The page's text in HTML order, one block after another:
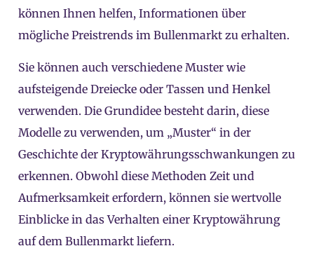
können Ihnen helfen, Informationen über
mögliche Preistrends im Bullenmarkt zu erhalten.
Sie können auch verschiedene Muster wie
aufsteigende Dreiecke oder Tassen und Henkel
verwenden. Die Grundidee besteht darin, diese
Modelle zu verwenden, um „Muster“ in der
Geschichte der Kryptowährungsschwankungen zu
erkennen. Obwohl diese Methoden Zeit und
Aufmerksamkeit erfordern, können sie wertvolle
Einblicke in das Verhalten einer Kryptowährung
auf dem Bullenmarkt liefern.